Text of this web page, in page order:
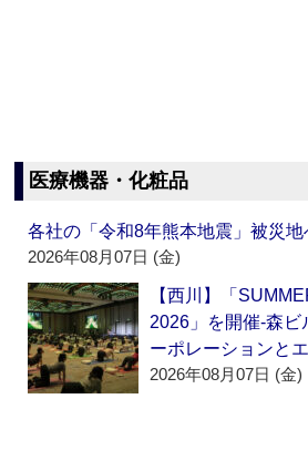
医療機器・化粧品
各社の「令和8年熊本地震」被災地
2026年08月07日 (金)
【西川】「
2026」を開催‐森
ーポレーションと
2026年08月07日 (金)